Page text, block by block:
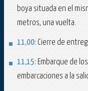
boya situada en el
metros, una vuelta.
11,00: Cierre de
11,15: Embarque de
embarcaciones a la